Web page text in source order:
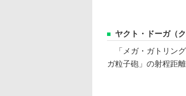
ヤクト・ドーガ（ク
「メガ・ガトリン
ガ粒子砲」の射程距